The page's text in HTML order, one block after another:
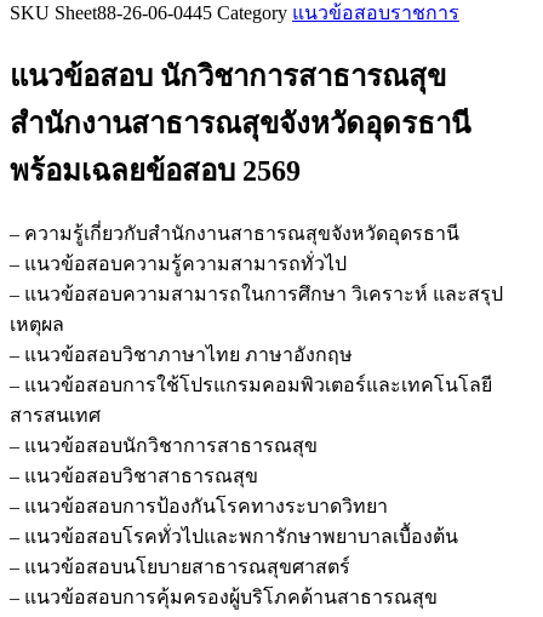
ข้อสอบ
วิชาการ
สาธารณสุข
สำนักงาน
สาธารณสุข
อุดรธานี
ชิ้น
SKU Sheet88-26-06-0445 Category แนวข้อสอบราชการ
แนวข้อสอบ นักวิชาการสาธารณสุข
สำนักงานสาธารณสุขจังหวัดอุดรธานี
พร้อมเฉลยข้อสอบ 2569
– ความรู้เกี่ยวกับสำนักงานสาธารณสุขจังหวัดอุดรธานี
– แนวข้อสอบความรู้ความสามารถทั่วไป
– แนวข้อสอบความสามารถในการศึกษา วิเคราะห์ และสรุป
เหตุผล
– แนวข้อสอบวิชาภาษาไทย ภาษาอังกฤษ
– แนวข้อสอบการใช้โปรแกรมคอมพิวเตอร์และเทคโนโลยี
สารสนเทศ
– แนวข้อสอบนักวิชาการสาธารณสุข
– แนวข้อสอบวิชาสาธารณสุข
– แนวข้อสอบการป้องกันโรคทางระบาดวิทยา
– แนวข้อสอบโรคทั่วไปและพการักษาพยาบาลเบื้องต้น
– แนวข้อสอบนโยบายสาธารณสุขศาสตร์
– แนวข้อสอบการคุ้มครองผู้บริโภคด้านสาธารณสุข